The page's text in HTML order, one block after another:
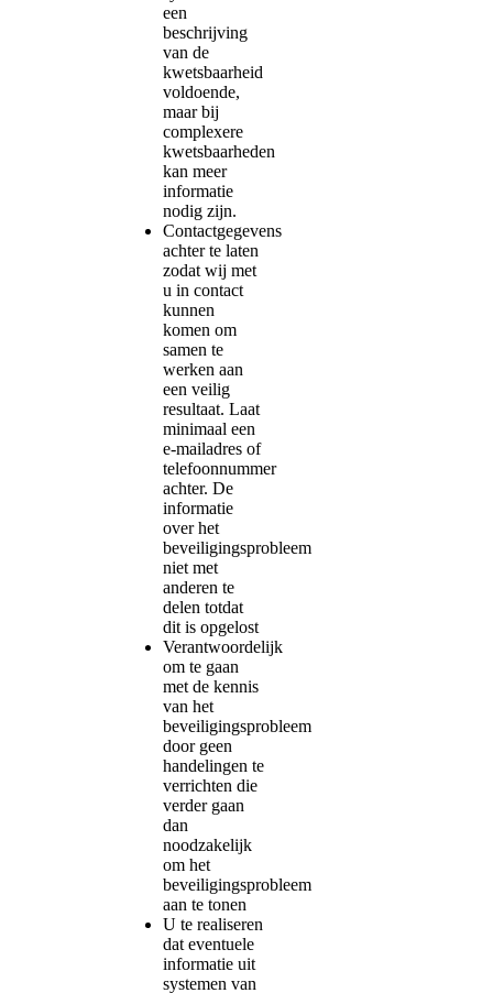
een
beschrijving
van de
kwetsbaarheid
voldoende,
maar bij
complexere
kwetsbaarheden
kan meer
informatie
nodig zijn.
Contactgegevens
achter te laten
zodat wij met
u in contact
kunnen
komen om
samen te
werken aan
een veilig
resultaat. Laat
minimaal een
e-mailadres of
telefoonnummer
achter. De
informatie
over het
beveiligingsprobleem
niet met
anderen te
delen totdat
dit is opgelost
Verantwoordelijk
om te gaan
met de kennis
van het
beveiligingsprobleem
door geen
handelingen te
verrichten die
verder gaan
dan
noodzakelijk
om het
beveiligingsprobleem
aan te tonen
U te realiseren
dat eventuele
informatie uit
systemen van